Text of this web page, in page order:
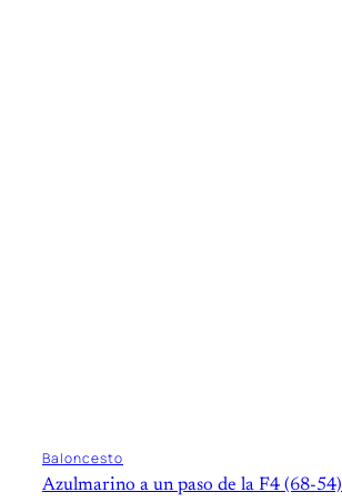
Baloncesto
Azulmarino a un paso de la F4 (68-54)